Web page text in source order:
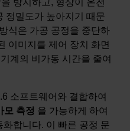
방지하고, 형상이 온전
정밀도가 높아지기 때문
식은 가공 공정을 중단하
이미지를 제어 장치 화면
계의 비가동 시간을 줄여
소프트웨어와 결합하여
모 측정 을 가능하게 하여
합니다. 이 빠른 공정 문